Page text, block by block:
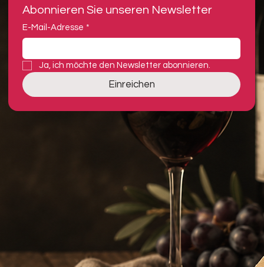
Abonnieren Sie unseren Newsletter
E-Mail-Adresse *
Ja, ich möchte den Newsletter abonnieren.
Einreichen